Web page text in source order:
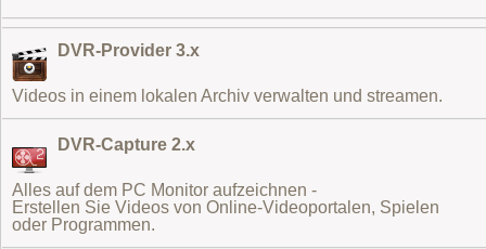
DVR-Provider 3.x
Videos in einem lokalen Archiv verwalten und streamen.
DVR-Capture 2.x
Alles auf dem PC Monitor aufzeichnen -
Erstellen Sie Videos von Online-Videoportalen, Spielen
oder Programmen.